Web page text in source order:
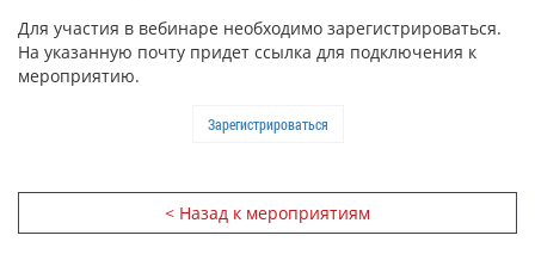
Для участия в вебинаре необходимо зарегистрироваться.
На указанную почту придет ссылка для подключения к
мероприятию.
Зарегистрироваться
< Назад к мероприятиям